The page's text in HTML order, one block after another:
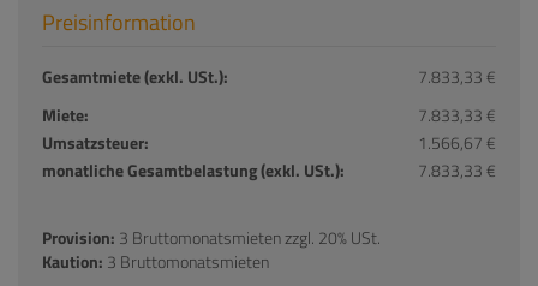
Preisinformation
Gesamtmiete (exkl. USt.):
7.833,33 €
Miete:
7.833,33 €
Umsatzsteuer:
1.566,67 €
monatliche Gesamtbelastung (exkl. USt.):
7.833,33 €
Provision: 3 Bruttomonatsmieten zzgl. 20% USt.
Kaution: 3 Bruttomonatsmieten